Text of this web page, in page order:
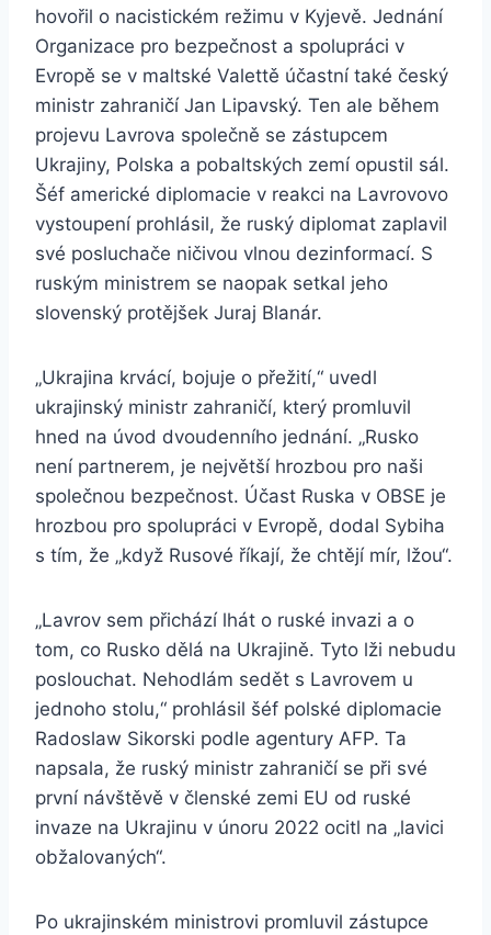
hovořil o nacistickém režimu v Kyjevě. Jednání
Organizace pro bezpečnost a spolupráci v
Evropě se v maltské Valettě účastní také český
ministr zahraničí Jan Lipavský. Ten ale během
projevu Lavrova společně se zástupcem
Ukrajiny, Polska a pobaltských zemí opustil sál.
Šéf americké diplomacie v reakci na Lavrovovo
vystoupení prohlásil, že ruský diplomat zaplavil
své posluchače ničivou vlnou dezinformací. S
ruským ministrem se naopak setkal jeho
slovenský protějšek Juraj Blanár.
„Ukrajina krvácí, bojuje o přežití,“ uvedl
ukrajinský ministr zahraničí, který promluvil
hned na úvod dvoudenního jednání. „Rusko
není partnerem, je největší hrozbou pro naši
společnou bezpečnost. Účast Ruska v OBSE je
hrozbou pro spolupráci v Evropě, dodal Sybiha
s tím, že „když Rusové říkají, že chtějí mír, lžou“.
„Lavrov sem přichází lhát o ruské invazi a o
tom, co Rusko dělá na Ukrajině. Tyto lži nebudu
poslouchat. Nehodlám sedět s Lavrovem u
jednoho stolu,“ prohlásil šéf polské diplomacie
Radoslaw Sikorski podle agentury AFP. Ta
napsala, že ruský ministr zahraničí se při své
první návštěvě v členské zemi EU od ruské
invaze na Ukrajinu v únoru 2022 ocitl na „lavici
obžalovaných“.
Po ukrajinském ministrovi promluvil zástupce